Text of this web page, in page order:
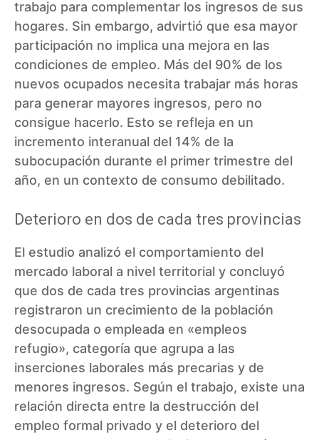
trabajo para complementar los ingresos de sus
hogares. Sin embargo, advirtió que esa mayor
participación no implica una mejora en las
condiciones de empleo. Más del 90% de los
nuevos ocupados necesita trabajar más horas
para generar mayores ingresos, pero no
consigue hacerlo. Esto se refleja en un
incremento interanual del 14% de la
subocupación durante el primer trimestre del
año, en un contexto de consumo debilitado.
Deterioro en dos de cada tres provincias
El estudio analizó el comportamiento del
mercado laboral a nivel territorial y concluyó
que dos de cada tres provincias argentinas
registraron un crecimiento de la población
desocupada o empleada en «empleos
refugio», categoría que agrupa a las
inserciones laborales más precarias y de
menores ingresos. Según el trabajo, existe una
relación directa entre la destrucción del
empleo formal privado y el deterioro del